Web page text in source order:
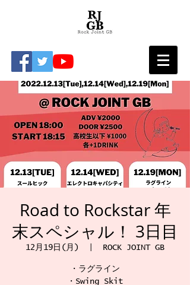
Road to Rockstar 年
末スペシャル！ 3日目
12月19日(月) ROCK JOINT GB
・ラグライン
・Swing Skit